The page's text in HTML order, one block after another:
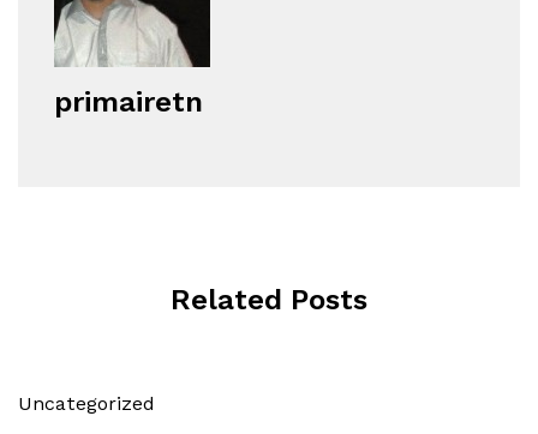
primairetn
Related Posts
Uncategorized